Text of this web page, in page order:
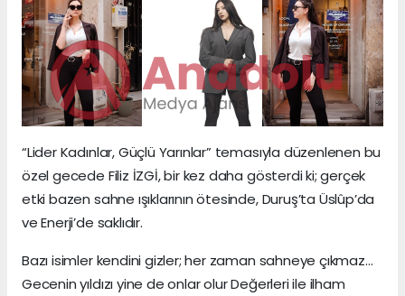
“Lider Kadınlar, Güçlü Yarınlar” temasıyla düzenlenen bu
özel gecede Filiz İZGİ, bir kez daha gösterdi ki; gerçek
etki bazen sahne ışıklarının ötesinde, Duruş’ta Üslûp’da
ve Enerji’de saklıdır.
Bazı isimler kendini gizler; her zaman sahneye çıkmaz…
Gecenin yıldızı yine de onlar olur Değerleri ile ilham